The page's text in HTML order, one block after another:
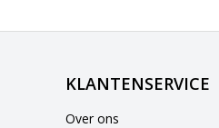
KLANTENSERVICE
Over ons